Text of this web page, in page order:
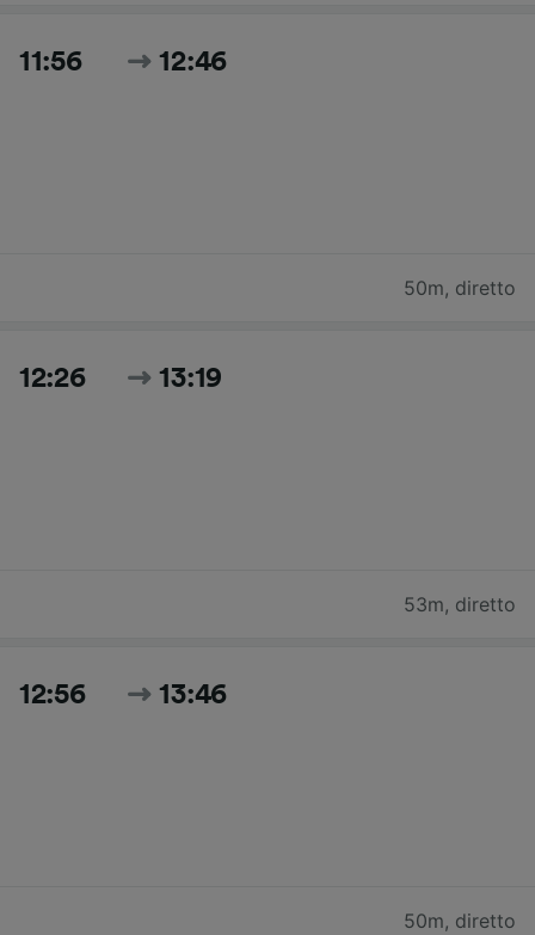
11:56 12:46
50m, diretto
12:26 13:19
53m, diretto
12:56 13:46
50m, diretto